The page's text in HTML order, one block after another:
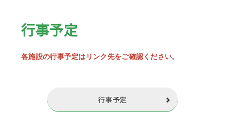
行事予定
各施設の行事予定はリンク先をご確認ください。
行事予定